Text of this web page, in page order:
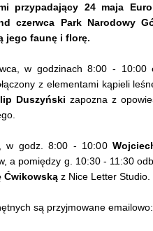
przypadający 24 maja
czerwca Park Narodowy
jego faunę i florę.
w godzinach 8:00 - 10:00
z elementami kąpieli
Duszyński zapozna z
w godz. 8:00 - 10:00
a pomiędzy g. 10:30 - 11:30
Ćwikowską z Nice Letter Studio.
są przyjmowane emailowo: